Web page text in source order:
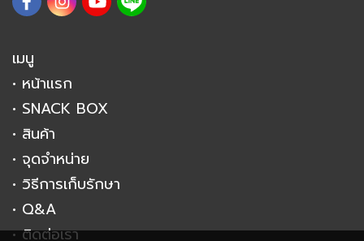
เมนู
• หน้าแรก
• SNACK BOX
• สินค้า
• จุดจำหน่าย
• วิธีการเก็บรักษา
• Q&A
• ติดต่อเรา